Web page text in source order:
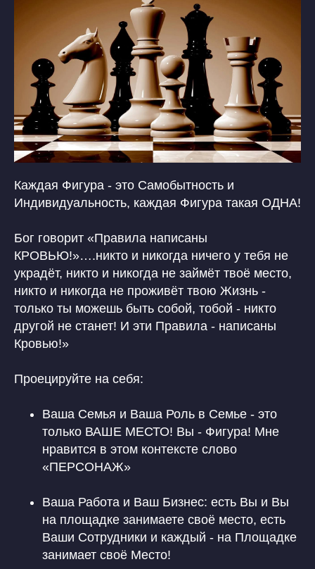
Каждая Фигура - это Самобытность и
Индивидуальность, каждая Фигура такая ОДНА!
Бог говорит «Правила написаны
КРОВЬЮ!»….никто и никогда ничего у тебя не
украдёт, никто и никогда не займёт твоё место,
никто и никогда не проживёт твою Жизнь -
только ты можешь быть собой, тобой - никто
другой не станет! И эти Правила - написаны
Кровью!»
Проецируйте на себя:
Ваша Семья и Ваша Роль в Семье - это
только ВАШЕ МЕСТО! Вы - Фигура! Мне
нравится в этом контексте слово
«ПЕРСОНАЖ»
Ваша Работа и Ваш Бизнес: есть Вы и Вы
на площадке занимаете своё место, есть
Ваши Сотрудники и каждый - на Площадке
занимает своё Место!